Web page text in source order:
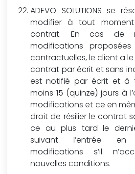
ADEVO SOLUTIONS se
modifier à tout
contrat. En cas de
modifications
contractuelles, le client a le
contrat par écrit et sans
est notifié par écrit et à
moins 15 (quinze) jours à
modifications et ce en
droit de résilier le contrat
ce au plus tard le
suivant l’entrée
modifications s’il
nouvelles conditions.